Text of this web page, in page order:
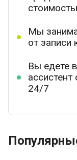
Мы
от записи
Вы едете
24/7